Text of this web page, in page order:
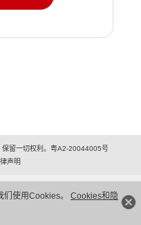
使用Cookies。 Cookies和隐
留一切权利。粤A2-20044005号
声明